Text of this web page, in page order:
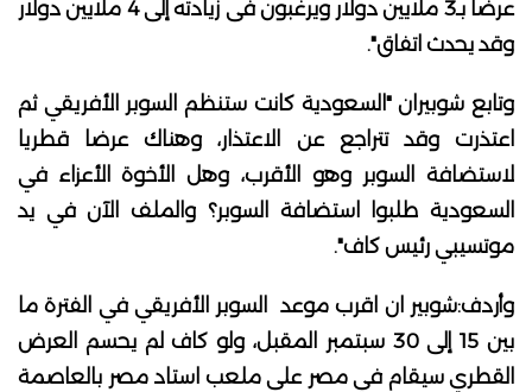
عرضا بـ3 ملايين دولار ويرغبون فى زيادته إلى 4 ملايين دولار
وقد يحدث اتفاق".
وتابع شوبيران "السعودية كانت ستنظم السوبر الأفريقي ثم
اعتذرت وقد تتراجع عن الاعتذار، وهناك عرضا قطريا
لاستضافة السوبر وهو الأقرب، وهل الأخوة الأعزاء في
السعودية طلبوا استضافة السوبر؟ والملف الآن في يد
موتسيبي رئيس كاف".
وأردف:شوبير ان اقرب موعد السوبر الأفريقي في الفترة ما
بين 15 إلى 30 سبتمبر المقبل، ولو كاف لم يحسم العرض
القطري سيقام في مصر على ملعب استاد مصر بالعاصمة